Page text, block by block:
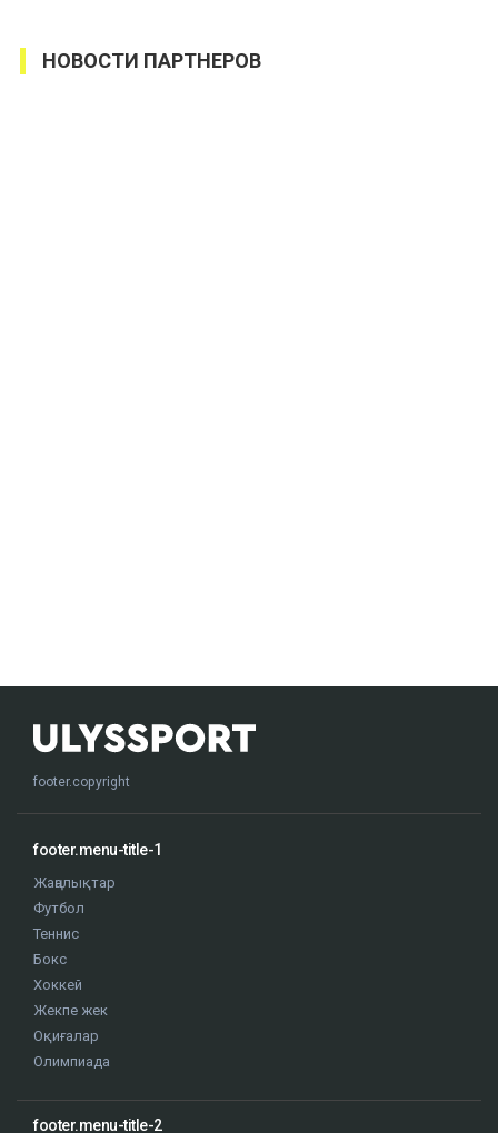
НОВОСТИ ПАРТНЕРОВ
footer.copyright
footer.menu-title-1
Жаңалықтар
Футбол
Теннис
Бокс
Хоккей
Жекпе жек
Оқиғалар
Олимпиада
footer.menu-title-2